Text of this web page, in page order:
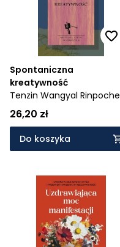
Spontaniczna
kreatywność
Tenzin Wangyal Rinpoche
26,20 zł
Do koszyka